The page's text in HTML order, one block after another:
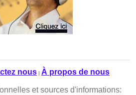
nous | À propos de nous
et sources d'informations: